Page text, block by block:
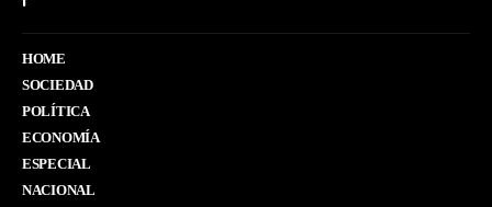
HOME
SOCIEDAD
POLÍTICA
ECONOMÍA
ESPECIAL
NACIONAL